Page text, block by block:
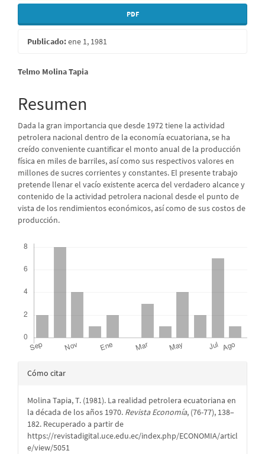
PDF
Publicado:ene 1, 1981
Contenido
principal
del
artículo
Telmo Molina Tapia
Resumen
Dada la gran importancia que desde 1972 tiene la actividad
petrolera nacional dentro de la economía ecuatoriana, se ha
creído conveniente cuantificar el monto anual de la producción
física en miles de barriles, así como sus respectivos valores en
millones de sucres corrientes y constantes. El presente trabajo
pretende llenar el vacío existente acerca del verdadero alcance y
contenido de la actividad petrolera nacional desde el punto de
vista de los rendimientos económicos, así como de sus costos de
producción.
Detalles
artículo
Cómo citar
Molina Tapia, T. (1981). La realidad petrolera ecuatoriana en
la década de los años 1970. Revista Economía, (76-77), 138–
182. Recuperado a partir de
https://revistadigital.uce.edu.ec/index.php/ECONOMIA/articl
e/view/5051